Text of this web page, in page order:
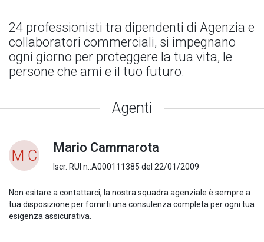
24 professionisti tra dipendenti di Agenzia e
collaboratori commerciali, si impegnano
ogni giorno per proteggere la tua vita, le
persone che ami e il tuo futuro.
Agenti
M C Mario Cammarota
Iscr. RUI n.:A000111385 del 22/01/2009
Non esitare a contattarci, la nostra squadra agenziale è sempre a
tua disposizione per fornirti una consulenza completa per ogni tua
esigenza assicurativa.